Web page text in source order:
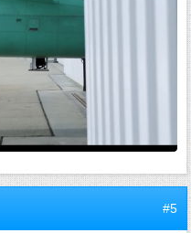
#5